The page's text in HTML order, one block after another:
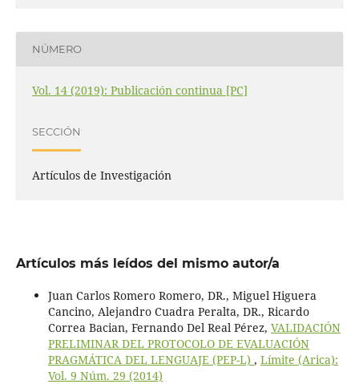
NÚMERO
Vol. 14 (2019): Publicación continua [PC]
SECCIÓN
Artículos de Investigación
Artículos más leídos del mismo autor/a
Juan Carlos Romero Romero, DR., Miguel Higuera
Cancino, Alejandro Cuadra Peralta, DR., Ricardo
Correa Bacian, Fernando Del Real Pérez, VALIDACIÓN
PRELIMINAR DEL PROTOCOLO DE EVALUACIÓN
PRAGMÁTICA DEL LENGUAJE (PEP-L) , Límite (Arica):
Vol. 9 Núm. 29 (2014)